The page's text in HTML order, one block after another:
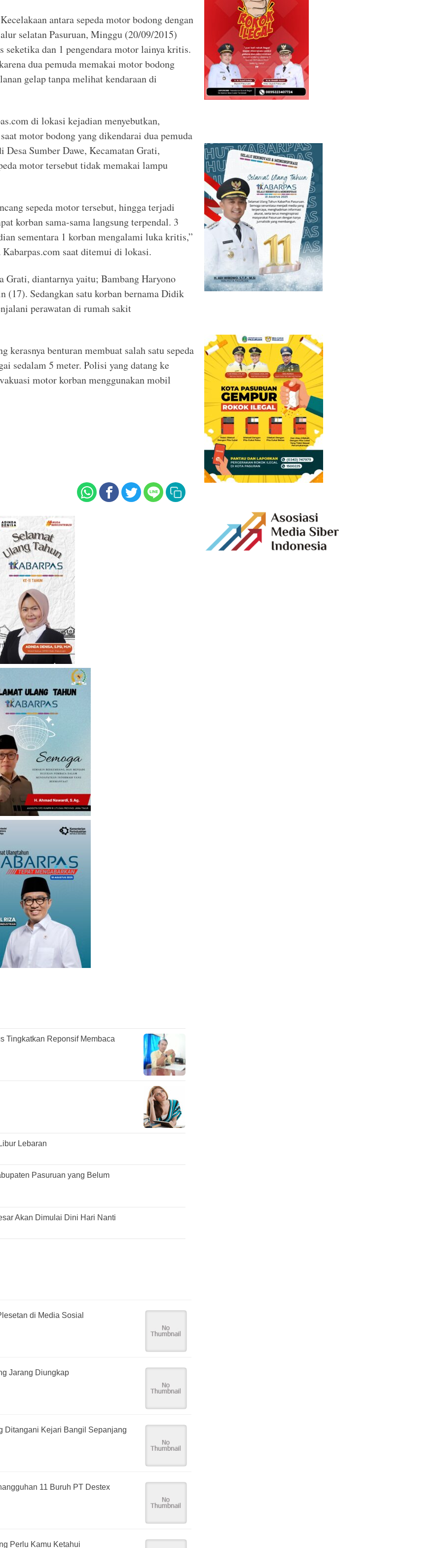
Kecelakaan antara sepeda motor bodong dengan
selatan Pasuruan, Minggu (20/09/2015)
dan 1 pengendara motor lainya kritis.
dua pemuda memakai motor bodong
gelap tanpa melihat kendaraan di
di lokasi kejadian menyebutkan,
motor bodong yang dikendarai dua pemuda
Sumber Dawe, Kecamatan Grati,
motor tersebut tidak memakai lampu
sepeda motor tersebut, hingga terjadi
korban sama-sama langsung terpendal. 3
sementara 1 korban mengalami luka kritis,”
saat ditemui di lokasi.
Grati, diantarnya yaitu; Bambang Haryono
Sedangkan satu korban bernama Didik
perawatan di rumah sakit
kerasnya benturan membuat salah satu sepeda
sedalam 5 meter. Polisi yang datang ke
motor korban menggunakan mobil
Tingkatkan Reponsif Membaca
Lebaran
Pasuruan yang Belum
Akan Dimulai Dini Hari Nanti
di Media Sosial
Jarang Diungkap
Ditangani Kejari Bangil Sepanjang
11 Buruh PT Destex
Perlu Kamu Ketahui